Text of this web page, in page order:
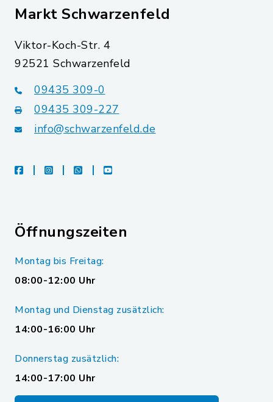
Markt Schwarzenfeld
Viktor-Koch-Str. 4
92521 Schwarzenfeld
09435 309-0
09435 309-227
info@schwarzenfeld.de
facebookinstagramwhatsappyoutube
Öffnungszeiten
Montag bis Freitag:
08:00-12:00 Uhr
Montag und Dienstag zusätzlich:
14:00-16:00 Uhr
Donnerstag zusätzlich:
14:00-17:00 Uhr